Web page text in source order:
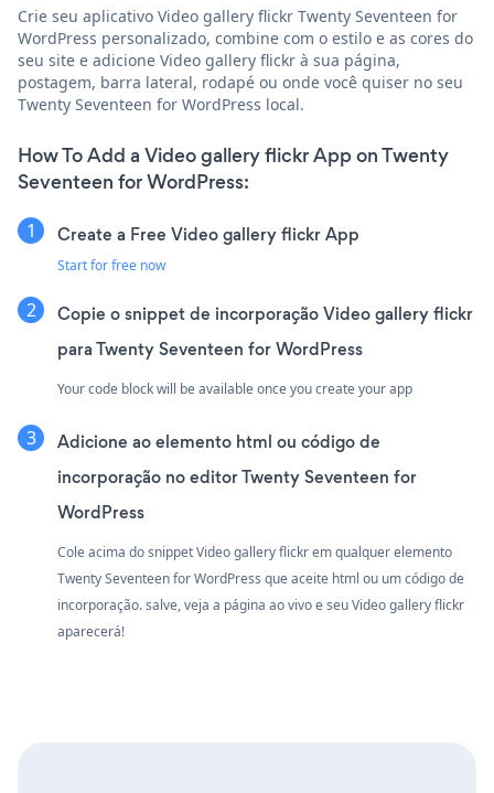
Crie seu aplicativo Video gallery flickr Twenty Seventeen for
WordPress personalizado, combine com o estilo e as cores do
seu site e adicione Video gallery flickr à sua página,
postagem, barra lateral, rodapé ou onde você quiser no seu
Twenty Seventeen for WordPress local.
How To Add a Video gallery flickr App on Twenty
Seventeen for WordPress:
Create a Free Video gallery flickr App
Start for free now
Copie o snippet de incorporação Video gallery flickr
para Twenty Seventeen for WordPress
Your code block will be available once you create your app
Adicione ao elemento html ou código de
incorporação no editor Twenty Seventeen for
WordPress
Cole acima do snippet Video gallery flickr em qualquer elemento
Twenty Seventeen for WordPress que aceite html ou um código de
incorporação. salve, veja a página ao vivo e seu Video gallery flickr
aparecerá!